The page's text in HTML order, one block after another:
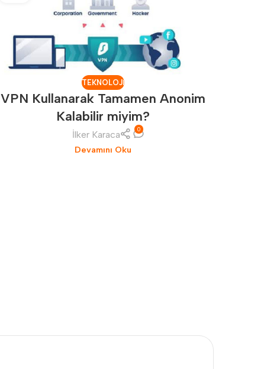
TEKNOLOJI
VPN Kullanarak Tamamen Anonim
Kalabilir miyim?
İlker Karaca 0
Devamını Oku